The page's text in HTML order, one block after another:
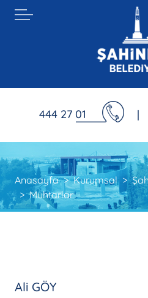
444 27 01 |
Anasayfa Kurumsal
Muhtarlar
Ali GÖY